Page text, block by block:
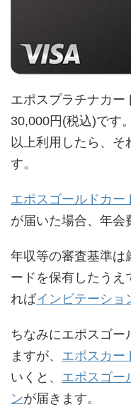
エポスプラチナカー
30,000円(税込)です
以上利用したら、そ
す。
エポスゴールドカー
が届いた場合、年会
年収等の審査基準は
ードを保有したうえ
ればインビテーショ
ちなみにエポスゴー
ますが、 エポスカー
いくと、 エポスゴー
ンが届きます。